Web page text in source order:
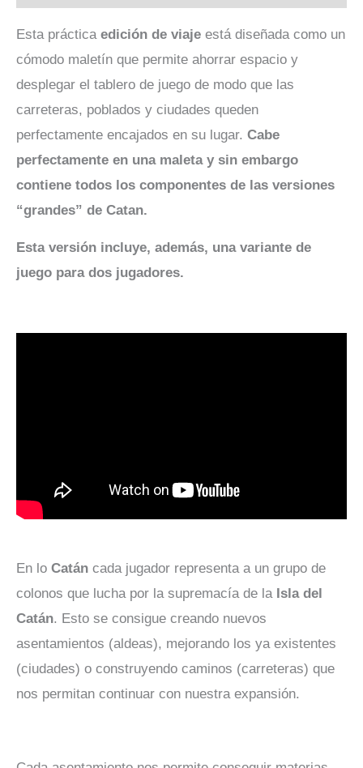
Esta práctica edición de viaje está diseñada como un
cómodo maletín que permite ahorrar espacio y
desplegar el tablero de juego de modo que las
carreteras, poblados y ciudades queden
perfectamente encajados en su lugar. Cabe
perfectamente en una maleta y sin embargo
contiene todos los componentes de las versiones
“grandes” de Catan.
Esta versión incluye, además, una variante de
juego para dos jugadores.
En lo Catán cada jugador representa a un grupo de
colonos que lucha por la supremacía de la Isla del
Catán. Esto se consigue creando nuevos
asentamientos (aldeas), mejorando los ya existentes
(ciudades) o construyendo caminos (carreteras) que
nos permitan continuar con nuestra expansión.